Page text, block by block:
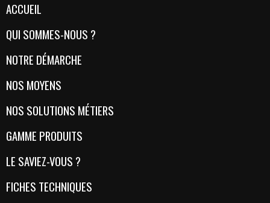
ACCUEIL
QUI SOMMES-NOUS ?
NOTRE DÉMARCHE
NOS MOYENS
NOS SOLUTIONS MÉTIERS
GAMME PRODUITS
LE SAVIEZ-VOUS ?
FICHES TECHNIQUES